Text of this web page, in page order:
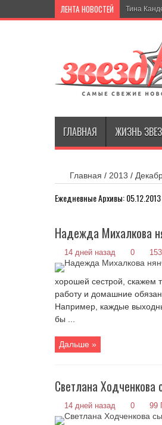
ЛЕНТА НОВОСТЕЙ Р
ГЛАВНАЯ ЖИЗНЬ
Главная / 2013 /
Ежедневные Архивы:05.12.2013
Надежда Михалкова
14 дней назад 0
хорошей сестрой, скажем
работу и домашние
Например, каждые
бы ...
Дальше »
Светлана Ходченкова
14 дней назад 0 99